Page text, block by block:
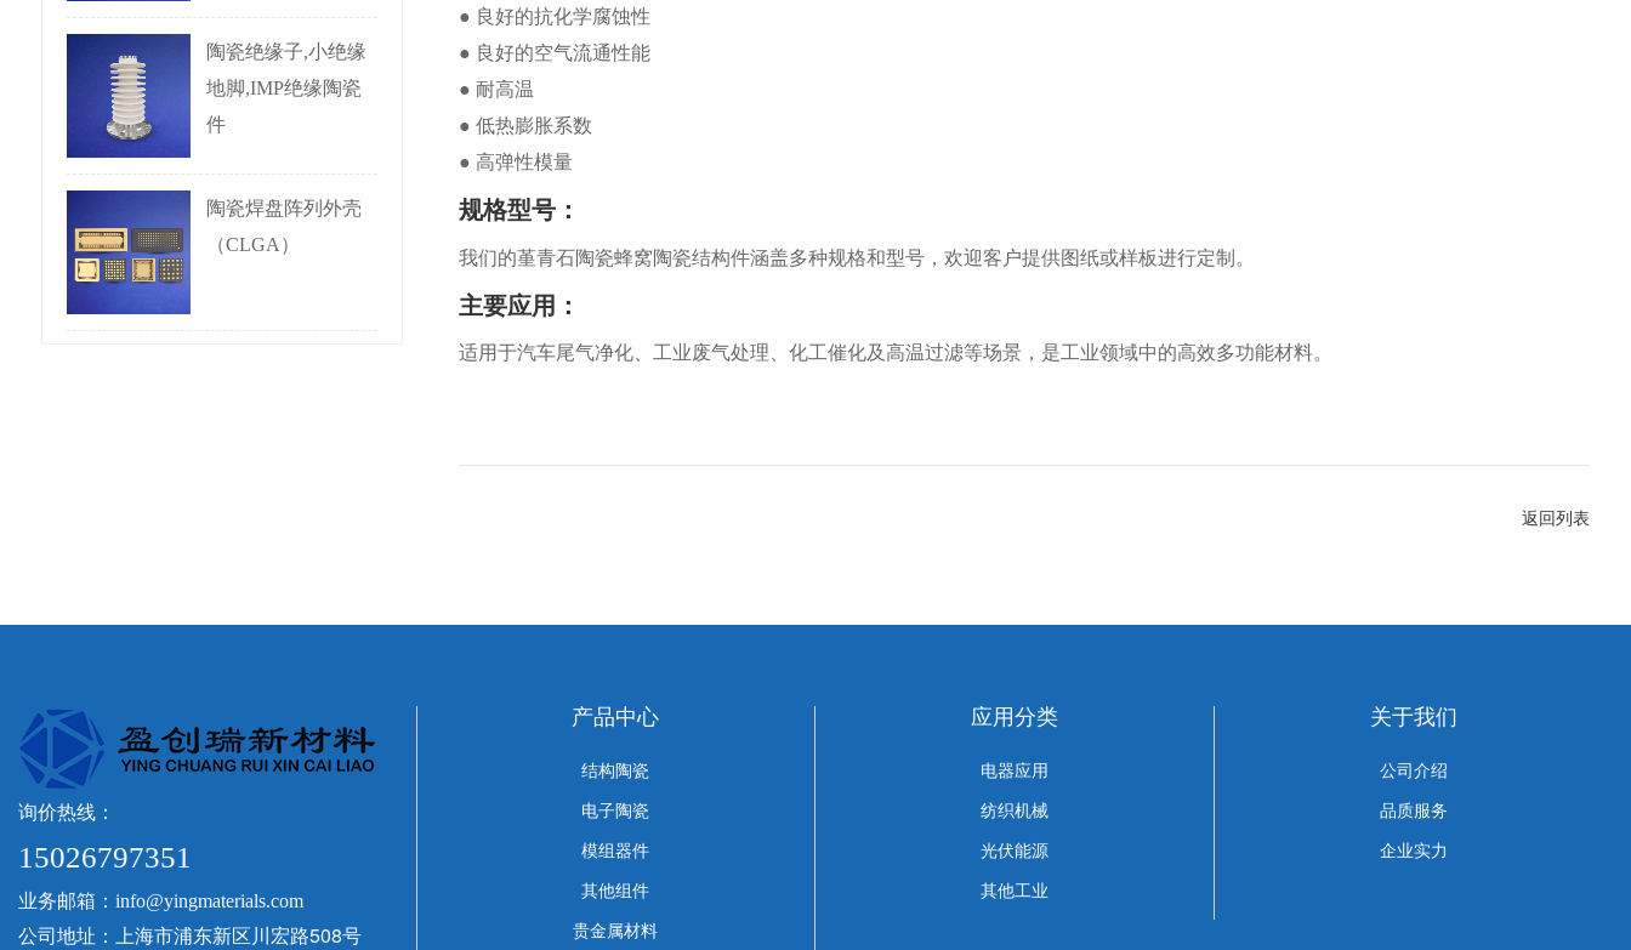
陶瓷绝缘子,小绝缘
地脚,IMP绝缘陶瓷
件
陶瓷焊盘阵列外壳
（CLGA）
● 良好的抗化学腐蚀性
● 良好的空气流通性能
● 耐高温
● 低热膨胀系数
● 高弹性模量
规格型号：
我们的堇青石陶瓷蜂窝陶瓷结构件涵盖多种规格和型号，欢迎客户提供图纸或样板进行定制。
主要应用：
适用于汽车尾气净化、工业废气处理、化工催化及高温过滤等场景，是工业领域中的高效多功能材料。
返回列表
询价热线：
15026797351
业务邮箱： info@yingmaterials.com
公司地址：上海市浦东新区川宏路508号
产品中心
结构陶瓷
电子陶瓷
模组器件
其他组件
贵金属材料
关于我们
公司介绍
品质服务
企业实力
应用分类
电器应用
纺织机械
光伏能源
其他工业